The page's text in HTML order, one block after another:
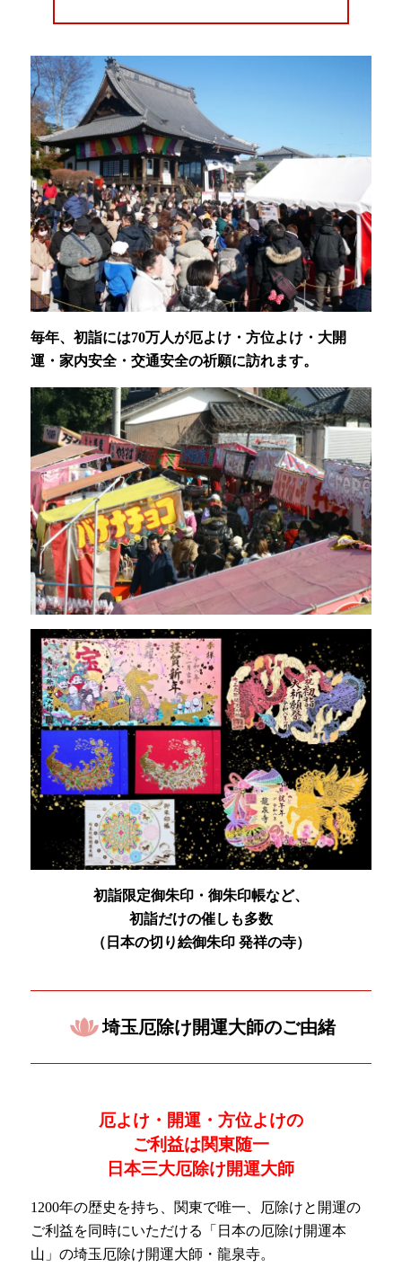
毎年、初詣には70万人が厄よけ・方位よけ・大開
運・家内安全・交通安全の祈願に訪れます。
初詣限定御朱印・御朱印帳など、
初詣だけの催しも多数
（日本の切り絵御朱印 発祥の寺）
埼玉厄除け開運大師のご由緒
厄よけ・開運・方位よけの
ご利益は関東随一
日本三大厄除け開運大師
1200年の歴史を持ち、関東で唯一、厄除けと開運の
ご利益を同時にいただける「日本の厄除け開運本
山」の埼玉厄除け開運大師・龍泉寺。